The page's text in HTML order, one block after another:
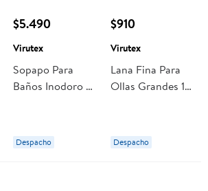
$5.490
Virutex
Sopapo Para
Baños Inodoro 1
Despacho
$910
Virutex
Lana Fina Para
Ollas Grandes 1
Despacho